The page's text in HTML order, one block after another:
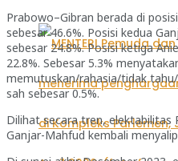
Prabowo–Gibran berada di
sebesar 46.6%. Posisi kedua
sebesar 24.8%. Posisi ketiga
22.8%. Sebesar 5.3%
memutuskan/rahasia/tidak
sah sebesar 0.5%.
Dilihat secara tren, elektabilitas
Ganjar-Mahfud kembali